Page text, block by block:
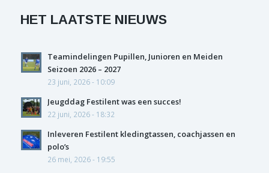
HET LAATSTE NIEUWS
Teamindelingen Pupillen, Junioren en Meiden
Seizoen 2026 – 2027
23 juni, 2026 - 10:09
Jeugddag Festilent was een succes!
22 juni, 2026 - 18:32
Inleveren Festilent kledingtassen, coachjassen en
polo’s
26 mei, 2026 - 19:55